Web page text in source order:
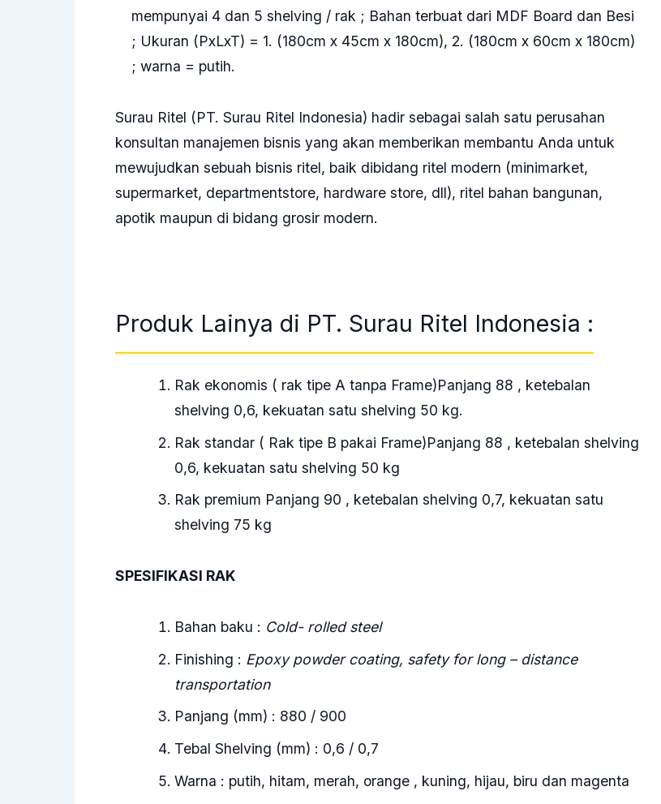
mempunyai 4 dan 5 shelving / rak ; Bahan terbuat dari MDF Board dan Besi
; Ukuran (PxLxT) = 1. (180cm x 45cm x 180cm), 2. (180cm x 60cm x 180cm)
; warna = putih.
Surau Ritel (PT. Surau Ritel Indonesia) hadir sebagai salah satu perusahan
konsultan manajemen bisnis yang akan memberikan membantu Anda untuk
mewujudkan sebuah bisnis ritel, baik dibidang ritel modern (minimarket,
supermarket, departmentstore, hardware store, dll), ritel bahan bangunan,
apotik maupun di bidang grosir modern.
Produk Lainya di PT. Surau Ritel Indonesia :
Rak ekonomis ( rak tipe A tanpa Frame)Panjang 88 , ketebalan
shelving 0,6, kekuatan satu shelving 50 kg.
Rak standar ( Rak tipe B pakai Frame)Panjang 88 , ketebalan shelving
0,6, kekuatan satu shelving 50 kg
Rak premium Panjang 90 , ketebalan shelving 0,7, kekuatan satu
shelving 75 kg
SPESIFIKASI RAK
Bahan baku : Cold- rolled steel
Finishing : Epoxy powder coating, safety for long – distance
transportation
Panjang (mm) : 880 / 900
Tebal Shelving (mm) : 0,6 / 0,7
Warna : putih, hitam, merah, orange , kuning, hijau, biru dan magenta